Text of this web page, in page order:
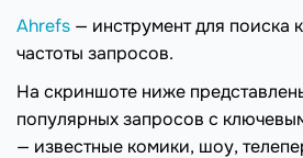
Ahrefs — инструмент для поиска
частоты запросов.
На скриншоте ниже
популярных запросов с
— известные комики, шоу,